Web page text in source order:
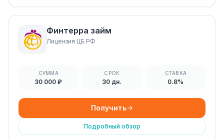
Финтерра займ
Лицензия ЦБ РФ
СУММА
30 000 ₽
СРОК
30 дн.
СТАВКА
0.8%
Получить
Подробный обзор